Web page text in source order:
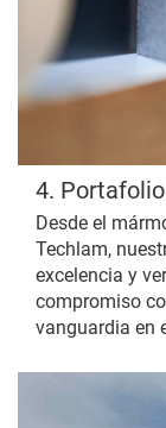
4.
Desde el
Techlam,
excelencia y
compromiso
vanguardia en